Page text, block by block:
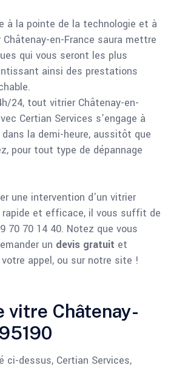
à la pointe de la technologie et à
en-France saura mettre
qui vous seront les plus
ainsi des prestations
24, tout vitrier Châtenay-en-
Certian Services s’engage à
la demi-heure, aussitôt que
pour tout type de dépannage
une intervention d'un vitrier
rapide et efficace, il vous suffit de
70 70 14 40. Notez que vous
un devis gratuit et
appel, ou sur notre site !
vitre Châtenay-
ci-dessus, Certian Services,